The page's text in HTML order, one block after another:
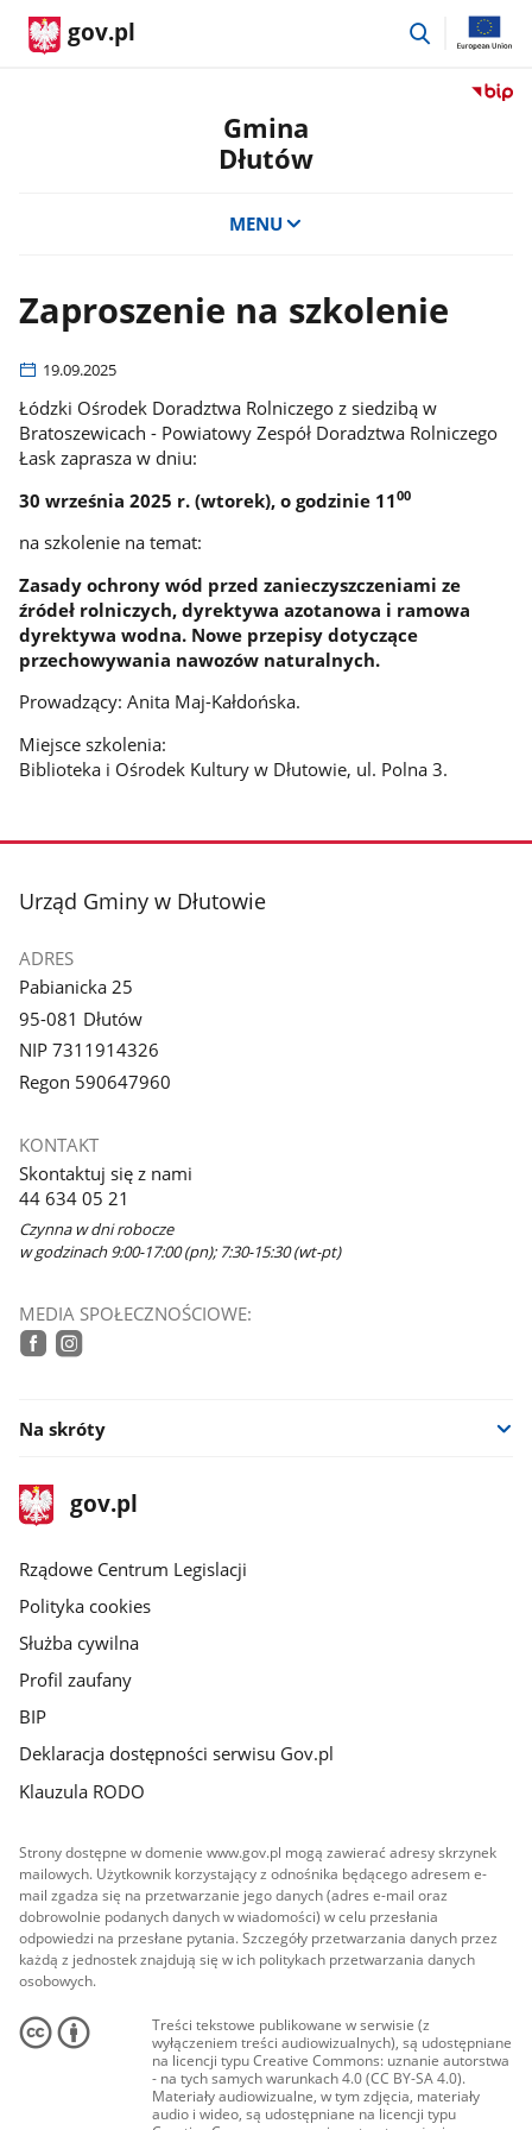
gov.pl
przejdź
Przejdź
Gmina
Dłutów
MENU
Zaproszenie na szkolenie
19.09.2025
Łódzki Ośrodek Doradztwa Rolniczego z siedzibą w
Bratoszewicach - Powiatowy Zespół Doradztwa Rolniczego
Łask zaprasza w dniu:
30 września 2025 r. (wtorek), o godzinie 1100
na szkolenie na temat:
Zasady ochrony wód przed zanieczyszczeniami ze
źródeł rolniczych, dyrektywa azotanowa i ramowa
dyrektywa wodna. Nowe przepisy dotyczące
przechowywania nawozów naturalnych.
Prowadzący: Anita Maj-Kałdońska.
Miejsce szkolenia:
Biblioteka i Ośrodek Kultury w Dłutowie, ul. Polna 3.
stopka
Urząd Gminy w Dłutowie
ADRES
Pabianicka 25
95-081 Dłutów
NIP 7311914326
Regon 590647960
KONTAKT
Skontaktuj się z nami
44 634 05 21
Czynna w dni robocze
w godzinach 9:00-17:00 (pn); 7:30-15:30 (wt-pt)
MEDIA SPOŁECZNOŚCIOWE:
Na skróty
stopka
gov.plStrona
gov.pl
Rządowe Centrum Legislacji
Polityka cookies
Służba cywilna
Profil zaufany
BIP
Deklaracja dostępności serwisu Gov.pl
Klauzula RODO
Strony dostępne w domenie www.gov.pl mogą zawierać adresy skrzynek
mailowych. Użytkownik korzystający z odnośnika będącego adresem e-
mail zgadza się na przetwarzanie jego danych (adres e-mail oraz
dobrowolnie podanych danych w wiadomości) w celu przesłania
odpowiedzi na przesłane pytania. Szczegóły przetwarzania danych przez
każdą z jednostek znajdują się w ich politykach przetwarzania danych
osobowych.
Treści tekstowe publikowane w serwisie (z
wyłączeniem treści audiowizualnych), są udostępniane
na licencji typu Creative Commons: uznanie autorstwa
- na tych samych warunkach 4.0 (CC BY-SA 4.0).
Materiały audiowizualne, w tym zdjęcia, materiały
audio i wideo, są udostępniane na licencji typu